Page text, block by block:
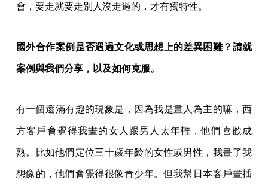
會，要走就要走別人沒走過的，才有獨特性。
國外合作案例是否遇過文化或思想上的差異困難？請就
案例與我們分享，以及如何克服。
有一個還滿有趣的現象是，因為我是畫人為主的嘛，西
方客戶會覺得我畫的女人跟男人太年輕，他們喜歡成
熟。比如他們定位三十歲年齡的女性或男性，我畫了我
想像的，他們會覺得很像青少年。但我幫日本客戶畫插